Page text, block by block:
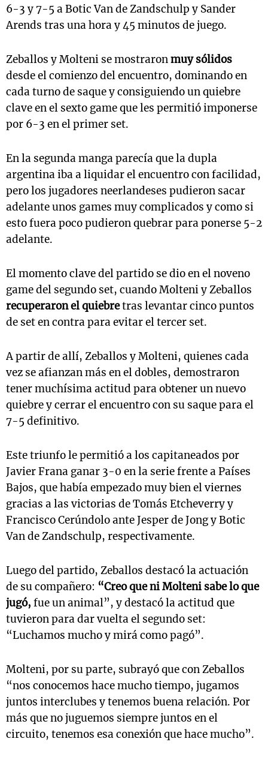
6-3 y 7-5 a Botic Van de Zandschulp y Sander
Arends tras una hora y 45 minutos de juego.
Zeballos y Molteni se mostraronmuy sólidos
desde el comienzo del encuentro, dominando en
cada turno de saque y consiguiendo un quiebre
clave en el sexto game que les permitió imponerse
por 6-3 en el primer set.
En la segunda manga parecía que la dupla
argentina iba a liquidar el encuentro con facilidad,
pero los jugadores neerlandeses pudieron sacar
adelante unos games muy complicados y como si
esto fuera poco pudieron quebrar para ponerse 5-2
adelante.
El momento clave del partido se dio en el noveno
game del segundo set, cuando Molteni y Zeballos
recuperaron el quiebretras levantar cinco puntos
de set en contra para evitar el tercer set.
A partir de allí, Zeballos y Molteni, quienes cada
vez se afianzan más en el dobles, demostraron
tener muchísima actitud para obtener un nuevo
quiebre y cerrar el encuentro con su saque para el
7-5 definitivo.
Este triunfo le permitió a los capitaneados por
Javier Frana ganar 3-0 en la serie frente a Países
Bajos, que había empezado muy bien el viernes
gracias a las victorias de Tomás Etcheverry y
Francisco Cerúndolo ante Jesper de Jong y Botic
Van de Zandschulp, respectivamente.
Luego del partido, Zeballos destacó la actuación
de su compañero: “Creo que ni Molteni sabe lo que
jugó, fue un animal”, y destacó la actitud que
tuvieron para dar vuelta el segundo set:
“Luchamos mucho y mirá como pagó”.
Molteni, por su parte, subrayó que con Zeballos
“nos conocemos hace mucho tiempo, jugamos
juntos interclubes y tenemos buena relación. Por
más que no juguemos siempre juntos en el
circuito, tenemos esa conexión que hace mucho”.